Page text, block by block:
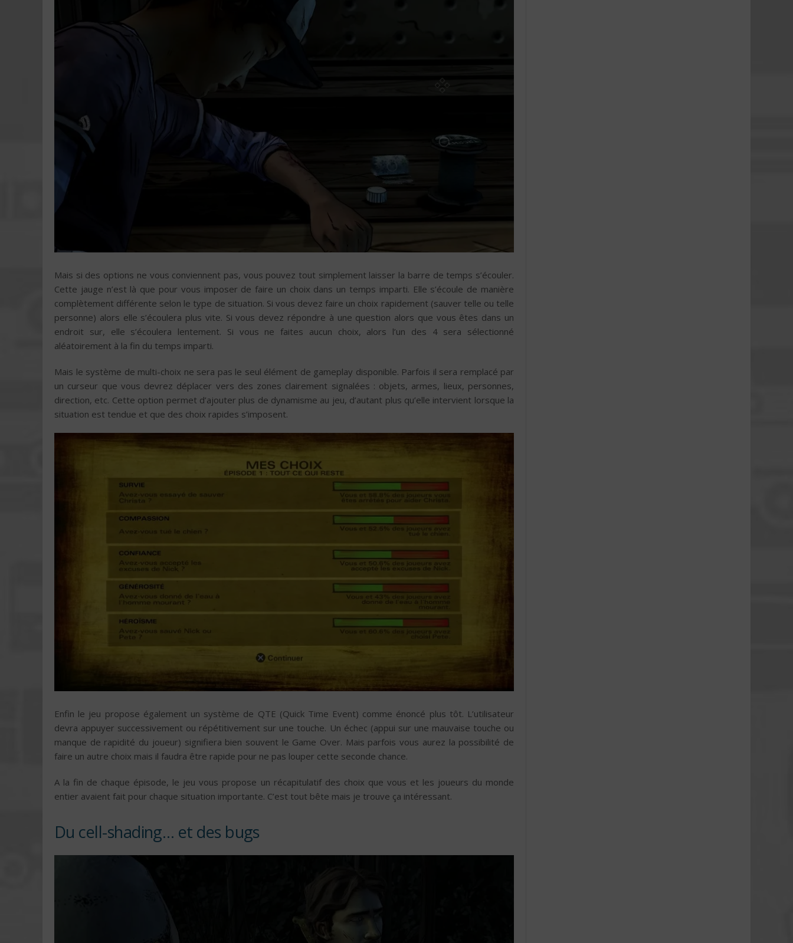
Mais si des options ne vous conviennent pas, vous pouvez tout simplement laisser la barre de temps s’écouler.
Cette jauge n’est là que pour vous imposer de faire un choix dans un temps imparti. Elle s’écoule de manière
complètement différente selon le type de situation. Si vous devez faire un choix rapidement (sauver telle ou telle
personne) alors elle s’écoulera plus vite. Si vous devez répondre à une question alors que vous êtes dans un
endroit sur, elle s’écoulera lentement. Si vous ne faites aucun choix, alors l’un des 4 sera sélectionné
aléatoirement à la fin du temps imparti.
Mais le système de multi-choix ne sera pas le seul élément de gameplay disponible. Parfois il sera remplacé par
un curseur que vous devrez déplacer vers des zones clairement signalées : objets, armes, lieux, personnes,
direction, etc. Cette option permet d’ajouter plus de dynamisme au jeu, d’autant plus qu’elle intervient lorsque la
situation est tendue et que des choix rapides s’imposent.
Enfin le jeu propose également un système de QTE (Quick Time Event) comme énoncé plus tôt. L’utilisateur
devra appuyer successivement ou répétitivement sur une touche. Un échec (appui sur une mauvaise touche ou
manque de rapidité du joueur) signifiera bien souvent le Game Over. Mais parfois vous aurez la possibilité de
faire un autre choix mais il faudra être rapide pour ne pas louper cette seconde chance.
A la fin de chaque épisode, le jeu vous propose un récapitulatif des choix que vous et les joueurs du monde
entier avaient fait pour chaque situation importante. C’est tout bête mais je trouve ça intéressant.
Du cell-shading… et des bugs